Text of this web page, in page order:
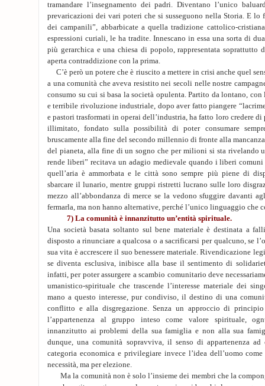
tramandare l’insegnamento dei padri. Diventano l’unico
prevaricazioni dei vari poteri che si susseguono nella Storia. E lo
dei campanili”, abbarbicate a quella tradizione cattolico-
espressioni curiali, le ha tradite. Innescano in essa una sorta di
più gerarchica e una chiesa di popolo, rappresentata soprattutto
aperta contraddizione con la prima.
C’è però un potere che è riuscito a mettere in crisi anche quel
a una comunità che aveva resistito nei secoli nelle nostre
consumo su cui si basa la società opulenta. Partito da lontano,
e terribile rivoluzione industriale, dopo aver fatto piangere
e pastori trasformati in operai dell’industria, ha fatto loro credere di
illimitato, fondato sulla possibilità di poter consumare
bruscamente alla fine del secondo millennio di fronte alla
del pianeta, alla fine di un sogno che per milioni si sta rivelando
rende liberi” recitava un adagio medievale quando i liberi comuni
quell’aria è ammorbata e le città sono sempre più piene di
sbarcare il lunario, mentre gruppi ristretti lucrano sulle loro
mezzo all’abbondanza di merce se la vedono sfuggire davanti
fermarla, ma non hanno alternative, perché l’unico linguaggio che
7) La comunità è innanzitutto un’entità spirituale.
Una società basata soltanto sul bene materiale è destinata a
disposto a rinunciare a qualcosa o a sacrificarsi per qualcuno, se
sua vita è accrescere il suo benessere materiale. Rivendicazione
se diventa esclusiva, inibisce alla base il sentimento di
infatti, per poter assurgere a scambio comunitario deve
umanistico-spirituale che trascende l’interesse materiale dei
mano a questo interesse, pur condiviso, il destino di una
conflitto e alla disgregazione. Senza un approccio di
l’appartenenza al gruppo inteso come valore spirituale,
innanzitutto ai problemi della sua famiglia e non alla sua
dunque, una comunità sopravviva, il senso di appartenenza ad
categoria economica e privilegiare invece l’idea dell’uomo
necessità, ma per elezione.
Ma la comunità non è solo l’insieme dei membri che la